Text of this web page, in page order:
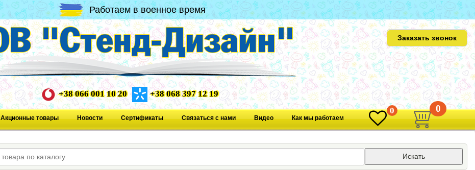
Работаем в военное время
Заказать звонок
+38 066 001 10 20 +38 068 397 12 19
Акционные товары Новости Сертификаты Связаться с нами Видео Как мы работаем
0 0
Искать